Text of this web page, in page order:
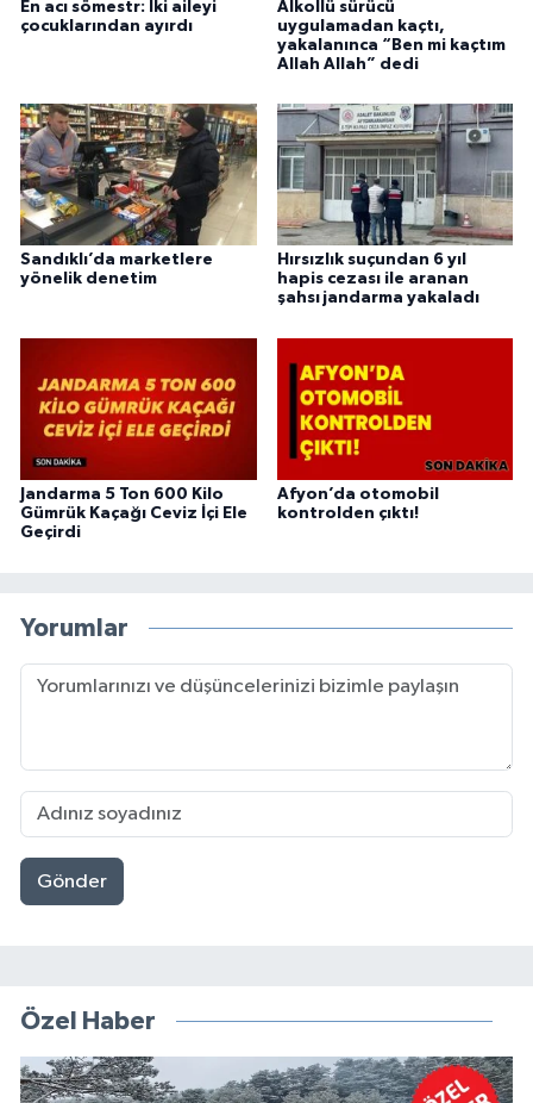
En acı sömestr: İki aileyi
çocuklarından ayırdı
Alkollü sürücü
uygulamadan kaçtı,
yakalanınca “Ben mi kaçtım
Allah Allah” dedi
Sandıklı’da marketlere
yönelik denetim
Hırsızlık suçundan 6 yıl
hapis cezası ile aranan
şahsı jandarma yakaladı
Jandarma 5 Ton 600 Kilo
Gümrük Kaçağı Ceviz İçi Ele
Geçirdi
Afyon’da otomobil
kontrolden çıktı!
Yorumlar
Gönder
Özel Haber